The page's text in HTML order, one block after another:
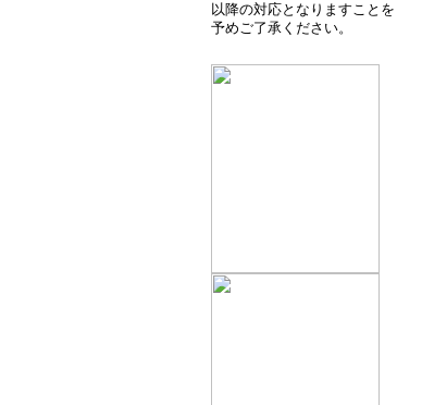
以降の対応となりますことを
予めご了承ください。